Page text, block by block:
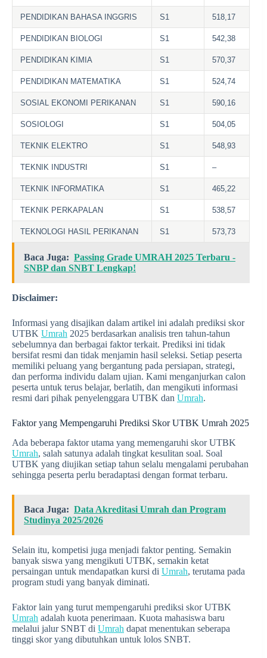
PENDIDIKAN BAHASA INGGRIS S1 518,17
PENDIDIKAN BIOLOGI S1 542,38
PENDIDIKAN KIMIA S1 570,37
PENDIDIKAN MATEMATIKA S1 524,74
SOSIAL EKONOMI PERIKANAN S1 590,16
SOSIOLOGI S1 504,05
TEKNIK ELEKTRO S1 548,93
TEKNIK INDUSTRI S1 –
TEKNIK INFORMATIKA S1 465,22
TEKNIK PERKAPALAN S1 538,57
TEKNOLOGI HASIL PERIKANAN S1 573,73
Baca Juga: Passing Grade UMRAH 2025 Terbaru -
SNBP dan SNBT Lengkap!
Disclaimer:
Informasi yang disajikan dalam artikel ini adalah prediksi skor
UTBK Umrah 2025 berdasarkan analisis tren tahun-tahun
sebelumnya dan berbagai faktor terkait. Prediksi ini tidak
bersifat resmi dan tidak menjamin hasil seleksi. Setiap peserta
memiliki peluang yang bergantung pada persiapan, strategi,
dan performa individu dalam ujian. Kami menganjurkan calon
peserta untuk terus belajar, berlatih, dan mengikuti informasi
resmi dari pihak penyelenggara UTBK dan Umrah.
Faktor yang Mempengaruhi Prediksi Skor UTBK Umrah 2025
Ada beberapa faktor utama yang memengaruhi skor UTBK
Umrah, salah satunya adalah tingkat kesulitan soal. Soal
UTBK yang diujikan setiap tahun selalu mengalami perubahan
sehingga peserta perlu beradaptasi dengan format terbaru.
Baca Juga: Data Akreditasi Umrah dan Program
Studinya 2025/2026
Selain itu, kompetisi juga menjadi faktor penting. Semakin
banyak siswa yang mengikuti UTBK, semakin ketat
persaingan untuk mendapatkan kursi di Umrah, terutama pada
program studi yang banyak diminati.
Faktor lain yang turut mempengaruhi prediksi skor UTBK
Umrah adalah kuota penerimaan. Kuota mahasiswa baru
melalui jalur SNBT di Umrah dapat menentukan seberapa
tinggi skor yang dibutuhkan untuk lolos SNBT.